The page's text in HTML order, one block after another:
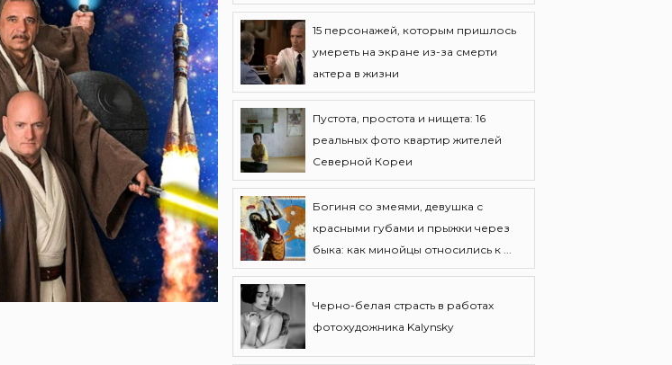
15 персонажей, которым пришлось
умереть на экране из-за смерти
актера в жизни
Пустота, простота и нищета: 16
реальных фото квартир жителей
Северной Кореи
Богиня со змеями, девушка с
красными губами и прыжки через
быка: как минойцы относились к ...
Черно-белая страсть в работах
фотохудожника Kalynsky